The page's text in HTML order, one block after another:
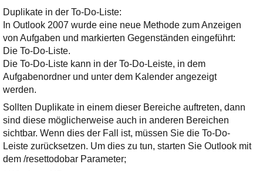
Duplikate in der To-Do-Liste:
In Outlook 2007 wurde eine neue Methode zum Anzeigen
von Aufgaben und markierten Gegenständen eingeführt:
Die To-Do-Liste.
Die To-Do-Liste kann in der To-Do-Leiste, in dem
Aufgabenordner und unter dem Kalender angezeigt
werden.
Sollten Duplikate in einem dieser Bereiche auftreten, dann
sind diese möglicherweise auch in anderen Bereichen
sichtbar. Wenn dies der Fall ist, müssen Sie die To-Do-
Leiste zurücksetzen. Um dies zu tun, starten Sie Outlook mit
dem /resettodobar Parameter;
E-Mail bestätigen